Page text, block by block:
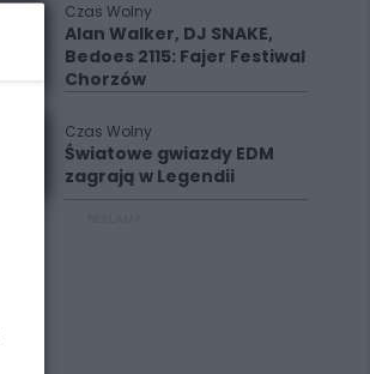
Czas Wolny
Alan Walker, DJ SNAKE,
Bedoes 2115: Fajer Festiwal
Chorzów
Czas Wolny
Światowe gwiazdy EDM
zagrają w Legendii